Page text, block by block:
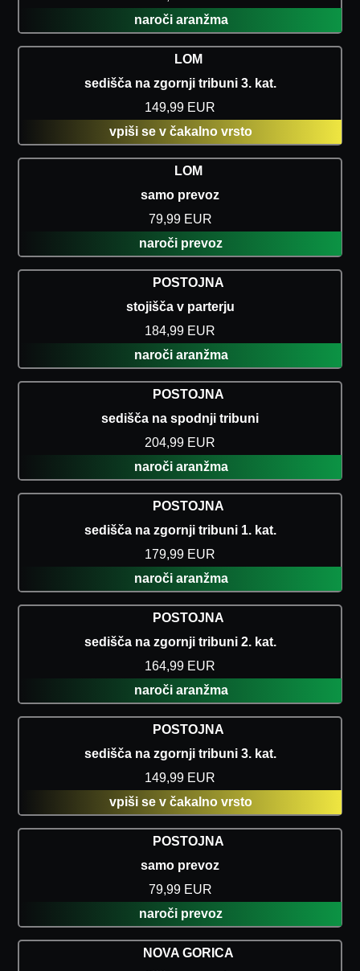
naroči aranžma
LOM
sedišča na zgornji tribuni 3. kat.
149,99 EUR
vpiši se v čakalno vrsto
LOM
samo prevoz
79,99 EUR
naroči prevoz
POSTOJNA
stojišča v parterju
184,99 EUR
naroči aranžma
POSTOJNA
sedišča na spodnji tribuni
204,99 EUR
naroči aranžma
POSTOJNA
sedišča na zgornji tribuni 1. kat.
179,99 EUR
naroči aranžma
POSTOJNA
sedišča na zgornji tribuni 2. kat.
164,99 EUR
naroči aranžma
POSTOJNA
sedišča na zgornji tribuni 3. kat.
149,99 EUR
vpiši se v čakalno vrsto
POSTOJNA
samo prevoz
79,99 EUR
naroči prevoz
NOVA GORICA